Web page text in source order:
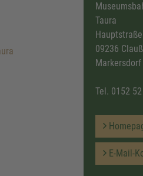
Taura
09236
Markersdorf
Tel. 0152
E-Mail-